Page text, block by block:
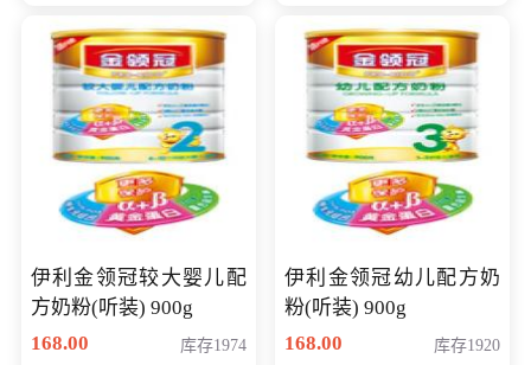
伊利金领冠较大婴儿配
方奶粉(听装) 900g
168.00
库存1974
伊利金领冠幼儿配方奶
粉(听装) 900g
168.00
库存1920